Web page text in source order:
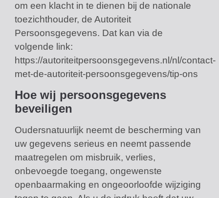
om een klacht in te dienen bij de nationale
toezichthouder, de Autoriteit
Persoonsgegevens. Dat kan via de
volgende link:
https://autoriteitpersoonsgegevens.nl/nl/contact-
met-de-autoriteit-persoonsgegevens/tip-ons
Hoe wij persoonsgegevens
beveiligen
Oudersnatuurlijk neemt de bescherming van
uw gegevens serieus en neemt passende
maatregelen om misbruik, verlies,
onbevoegde toegang, ongewenste
openbaarmaking en ongeoorloofde wijziging